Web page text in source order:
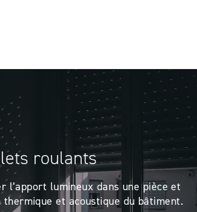
roulants
l’apport lumineux dans une pièce et
thermique et acoustique du bâtiment.